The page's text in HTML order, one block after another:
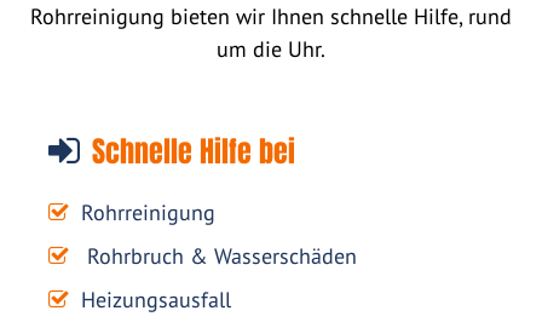
Rohrreinigung bieten wir Ihnen schnelle Hilfe, rund
um die Uhr.
Schnelle Hilfe bei
Rohrreinigung
Rohrbruch & Wasserschäden
Heizungsausfall